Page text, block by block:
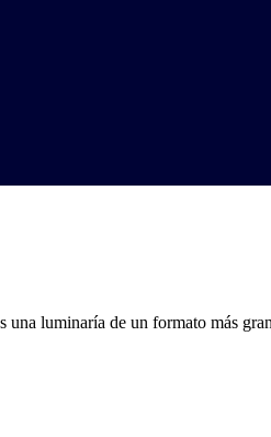
luminaría de un formato más